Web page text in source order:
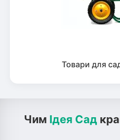
Товари для
Чим Ідея Сад